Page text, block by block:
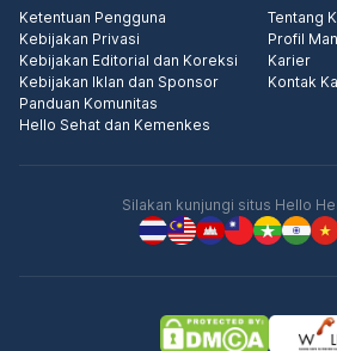
Ketentuan Pengguna
Kebijakan Privasi
Kebijakan Editorial dan Koreksi
Kebijakan Iklan dan Sponsor
Panduan Komunitas
Hello Sehat dan Kemenkes
Tentang
Profil
Karier
Kontak
Silakan kunjungi situs Hello